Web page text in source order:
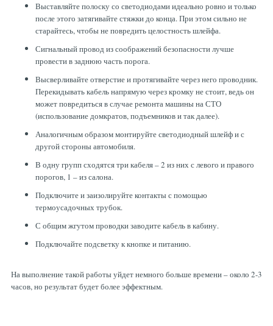
Выставляйте полоску со светодиодами идеально ровно и только
после этого затягивайте стяжки до конца. При этом сильно не
старайтесь, чтобы не повредить целостность шлейфа.
Сигнальный провод из соображений безопасности лучше
провести в заднюю часть порога.
Высверливайте отверстие и протягивайте через него проводник.
Перекидывать кабель напрямую через кромку не стоит, ведь он
может повредиться в случае ремонта машины на СТО
(использование домкратов, подъемников и так далее).
Аналогичным образом монтируйте светодиодный шлейф и с
другой стороны автомобиля.
В одну групп сходятся три кабеля – 2 из них с левого и правого
порогов, 1 – из салона.
Подключите и заизолируйте контакты с помощью
термоусадочных трубок.
С общим жгутом проводки заводите кабель в кабину.
Подключайте подсветку к кнопке и питанию.
На выполнение такой работы уйдет немного больше времени – около 2-3
часов, но результат будет более эффектным.